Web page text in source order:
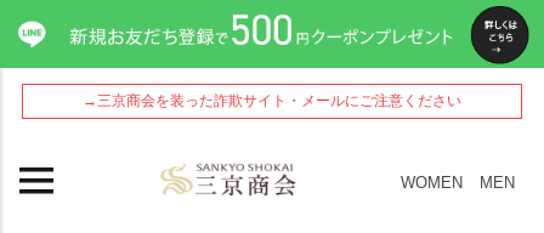
→三京商会を装った詐欺サイト・メールにご注意ください
WOMEN MEN
ペー
ジト
ップ
へ